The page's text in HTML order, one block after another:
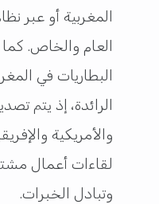
المغربية أو عبر
العام والخاص.
البطاريات في
الرائدة، إذ يتم
والأمريكية
لقاءات أعمال
وتبادل الخبرات.